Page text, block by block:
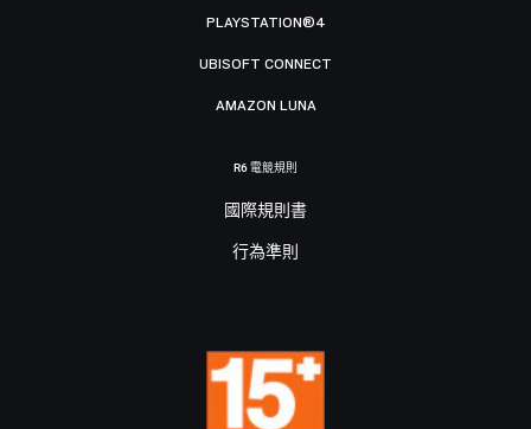
PLAYSTATION®4
UBISOFT CONNECT
AMAZON LUNA
R6 電競規則
國際規則書
行為準則